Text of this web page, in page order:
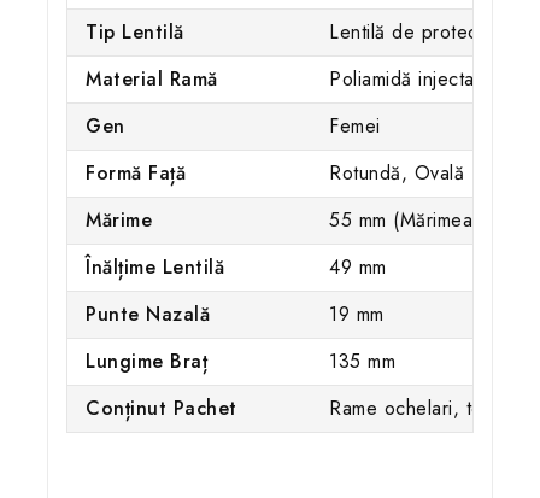
Tip Lentilă
Lentilă de protecție
Material Ramă
Poliamidă injectată
Gen
Femei
Formă Față
Rotundă, Ovală
Mărime
55 mm (Mărimea L)
Înălțime Lentilă
49 mm
Punte Nazală
19 mm
Lungime Braț
135 mm
Conținut Pachet
Rame ochelari, toc